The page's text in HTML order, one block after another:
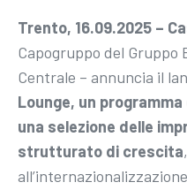
Trento, 16.09.2025 –
Capogruppo del Gruppo
Centrale – annuncia il
Lounge, un
una selezione delle
strutturato di crescita